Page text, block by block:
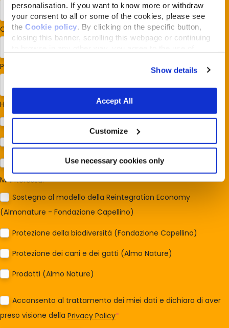
personalisation. If you want to know more or withdraw
your consent to all or some of the cookies, please see
the Cookie policy . By clicking on the specific button,
closing this banner, scrolling this webpage or continuing
Show details
Accept All
Customize
Use necessary cookies only
Codice postale *
Paese/Regione
Hai cani o gatti?
Cane
Gatto
Mi interessa:*
Sostegno al modello della Reintegration Economy
(Almonature - Fondazione Capellino)
Protezione della biodiversità (Fondazione Capellino)
Protezione dei cani e dei gatti (Almo Nature)
Prodotti (Almo Nature)
Acconsento al trattamento dei miei dati e dichiaro di aver
preso visione della Privacy Policy*